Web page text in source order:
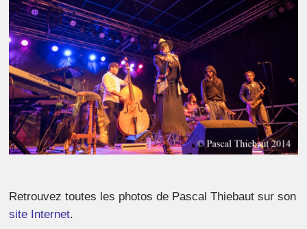
Retrouvez toutes les photos de Pascal Thiebaut sur son
site Internet.